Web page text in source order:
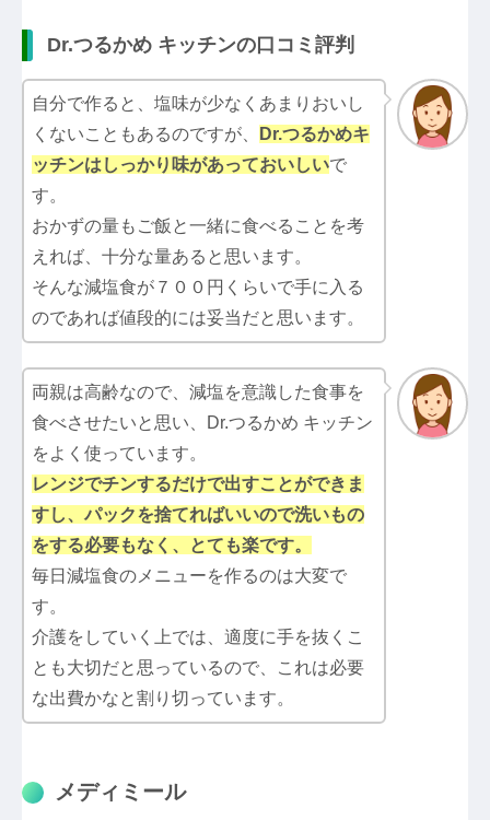
Dr.つるかめ キッチンの口コミ評判
自分で作ると、塩味が少なくあまりおいし
くないこともあるのですが、
Dr.つるかめキ
ッチンはしっかり味があっておいしいで
す。
おかずの量もご飯と一緒に食べることを考
えれば、十分な量あると思います。
そんな減塩食が７００円くらいで手に入る
のであれば値段的には妥当だと思います。
両親は高齢なので、減塩を意識した食事を
食べさせたいと思い、Dr.つるかめ キッチン
をよく使っています。
レンジでチンするだけで出すことができま
すし、パックを捨てればいいので洗いもの
をする必要もなく、とても楽です。
毎日減塩食のメニューを作るのは大変で
す。
介護をしていく上では、適度に手を抜くこ
とも大切だと思っているので、これは必要
な出費かなと割り切っています。
メディミール